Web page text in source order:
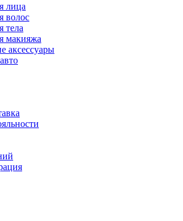
лица
волос
тела
макияжа
аксессуары